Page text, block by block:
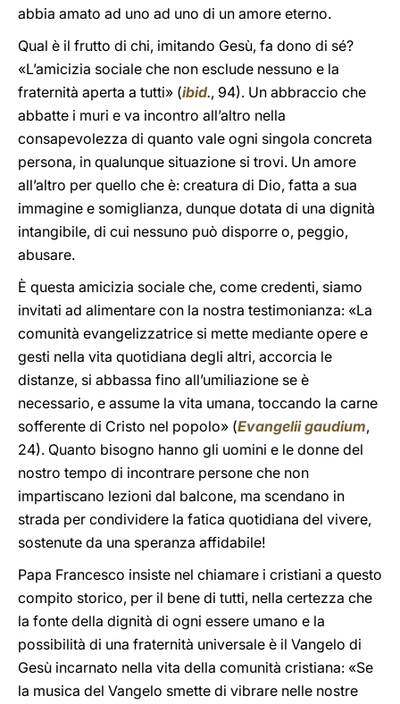
abbia amato ad uno ad uno di un amore eterno.
Qual è il frutto di chi, imitando Gesù, fa dono di sé?
«L’amicizia sociale che non esclude nessuno e la
fraternità aperta a tutti» (ibid., 94). Un abbraccio che
abbatte i muri e va incontro all’altro nella
consapevolezza di quanto vale ogni singola concreta
persona, in qualunque situazione si trovi. Un amore
all’altro per quello che è: creatura di Dio, fatta a sua
immagine e somiglianza, dunque dotata di una dignità
intangibile, di cui nessuno può disporre o, peggio,
abusare.
È questa amicizia sociale che, come credenti, siamo
invitati ad alimentare con la nostra testimonianza: «La
comunità evangelizzatrice si mette mediante opere e
gesti nella vita quotidiana degli altri, accorcia le
distanze, si abbassa fino all’umiliazione se è
necessario, e assume la vita umana, toccando la carne
sofferente di Cristo nel popolo» (Evangelii gaudium,
24). Quanto bisogno hanno gli uomini e le donne del
nostro tempo di incontrare persone che non
impartiscano lezioni dal balcone, ma scendano in
strada per condividere la fatica quotidiana del vivere,
sostenute da una speranza affidabile!
Papa Francesco insiste nel chiamare i cristiani a questo
compito storico, per il bene di tutti, nella certezza che
la fonte della dignità di ogni essere umano e la
possibilità di una fraternità universale è il Vangelo di
Gesù incarnato nella vita della comunità cristiana: «Se
la musica del Vangelo smette di vibrare nelle nostre